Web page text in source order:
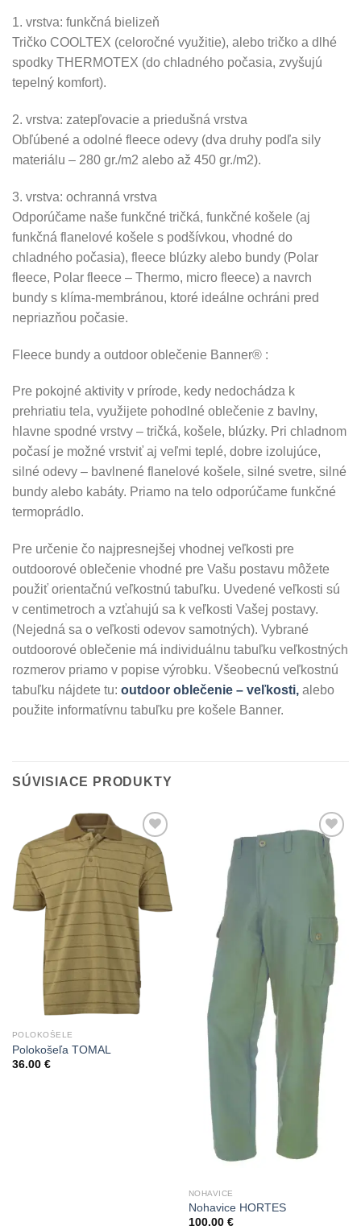
1. vrstva: funkčná bielizeň
Tričko COOLTEX (celoročné využitie), alebo tričko a dlhé
spodky THERMOTEX (do chladného počasia, zvyšujú
tepelný komfort).
2. vrstva: zatepľovacie a priedušná vrstva
Obľúbené a odolné fleece odevy (dva druhy podľa sily
materiálu – 280 gr./m2 alebo až 450 gr./m2).
3. vrstva: ochranná vrstva
Odporúčame naše funkčné tričká, funkčné košele (aj
funkčná flanelové košele s podšívkou, vhodné do
chladného počasia), fleece blúzky alebo bundy (Polar
fleece, Polar fleece – Thermo, micro fleece) a navrch
bundy s klíma-membránou, ktoré ideálne ochráni pred
nepriazňou počasie.
Fleece bundy a outdoor oblečenie Banner® :
Pre pokojné aktivity v prírode, kedy nedochádza k
prehriatiu tela, využijete pohodlné oblečenie z bavlny,
hlavne spodné vrstvy – tričká, košele, blúzky. Pri chladnom
počasí je možné vrstviť aj veľmi teplé, dobre izolujúce,
silné odevy – bavlnené flanelové košele, silné svetre, silné
bundy alebo kabáty. Priamo na telo odporúčame funkčné
termoprádlo.
Pre určenie čo najpresnejšej vhodnej veľkosti pre
outdoorové oblečenie vhodné pre Vašu postavu môžete
použiť orientačnú veľkostnú tabuľku. Uvedené veľkosti sú
v centimetroch a vzťahujú sa k veľkosti Vašej postavy.
(Nejedná sa o veľkosti odevov samotných). Vybrané
outdoorové oblečenie má individuálnu tabuľku veľkostných
rozmerov priamo v popise výrobku. Všeobecnú veľkostnú
tabuľku nájdete tu: outdoor oblečenie – veľkosti, alebo
použite informatívnu tabuľku pre košele Banner.
SÚVISIACE PRODUKTY
Add to
Wishlist
POLOKOŠELE
Polokošeľa TOMAL
36.00 €
Add to
Wishlist
NOHAVICE
Nohavice HORTES
100.00 €